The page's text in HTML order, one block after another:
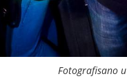
Fotografisano u